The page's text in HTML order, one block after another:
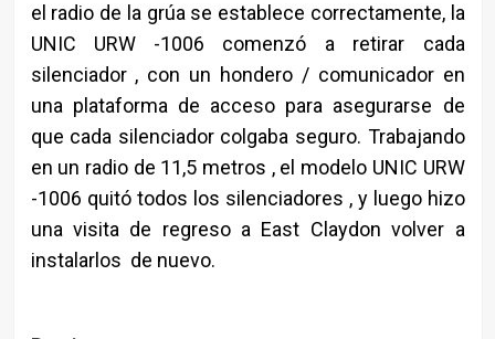
el radio de la grúa se establece correctamente, la
UNIC URW -1006 comenzó a retirar cada
silenciador , con un hondero / comunicador en
una plataforma de acceso para asegurarse de
que cada silenciador colgaba seguro. Trabajando
en un radio de 11,5 metros , el modelo UNIC URW
-1006 quitó todos los silenciadores , y luego hizo
una visita de regreso a East Claydon volver a
instalarlos de nuevo.